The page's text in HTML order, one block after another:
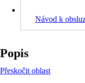
Návod k
Popis
Přeskočit oblast